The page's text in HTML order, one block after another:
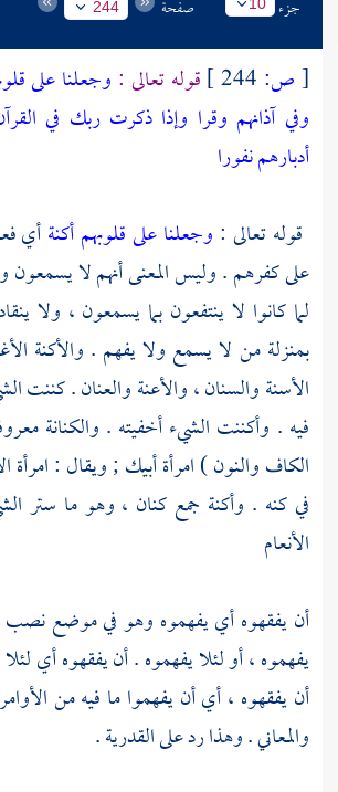
جزء صفحة 244
[ص: قوله تعالى : وجعلنا على
وفي آذانهم وقرا وإذا ذكرت ربك في
أدبارهم نفورا
قوله تعالى : وجعلنا على قلوبهم أكنةأي
على كفرهم . وليس المعنى أنهم لا يسمعون
لما كانوا لا ينتفعون بما يسمعون ، ولا
بمنزلة من لا يسمع ولا يفهم . والأكنة
الأسنة والسنان ، والأعنة والعنان . كننت
فيه . وأكننت الشيء أخفيته . والكنانة
الكاف والنون ) امرأة أبيك ; ويقال : امرأة
في كنه . وأكنة جمع كنان ، وهو ما ستر
الأنعام
أن يفقهوه أي يفهموه وهو في موضع نصب ;
يفهموه ، أو لئلا يفهموه . أن يفقهوه أي
أن يفقهوه ، أي أن يفهموا ما فيه من
والمعاني . وهذا رد على القدرية .